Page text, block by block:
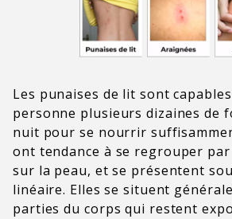
Les punaises de lit sont
personne plusieurs dizaines de
nuit pour se nourrir
ont tendance à se regrouper
sur la peau, et se présentent
linéaire. Elles se situent
parties du corps qui restent